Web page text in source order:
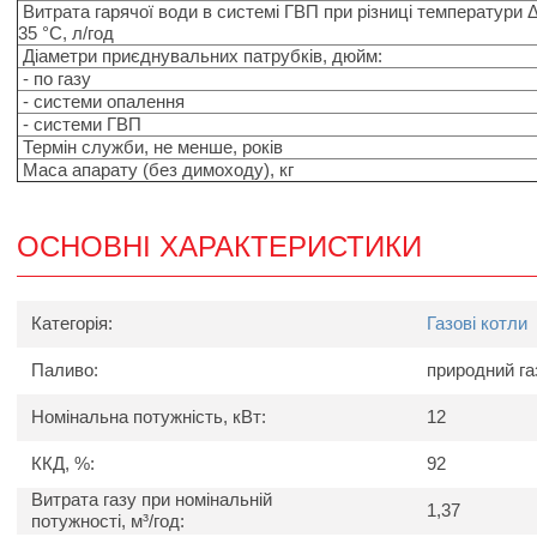
Витрата гарячої води в системі ГВП при різниці температури
35 °C, л/год
Діаметри приєднувальних патрубків, дюйм:
- по газу
- системи опалення
- системи ГВП
Термін служби, не менше, років
Маса апарату (без димоходу), кг
ОСНОВНІ ХАРАКТЕРИСТИКИ
Категорія: Газові котли
Паливо: природний
Номінальна потужність, кВт: 12
ККД, %:
92
Витрата газу при номінальній
потужності, м³/год:
1,37